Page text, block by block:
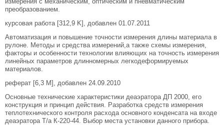
преобразованием.
курсовая работа [312,9 K], добавлен 01.07.2011
Автоматизация и повышение точности измерения длины материала в
рулоне. Методы и средства измерений,а также схемы измерения,
факторы и особенности технологии влияющих на точность измерения
линейных параметров длинномерных легкодеформируемых
материалов.
реферат [6,3 M], добавлен 24.09.2010
Основные технические характеристики деаэратора ДП 2000, его
конструкция и принцип действия. Разработка средств измерения
теплотехнического контроля расхода основного конденсата на входе
деаэратора Т/а К-220-44. Выбор места установки данного прибора.